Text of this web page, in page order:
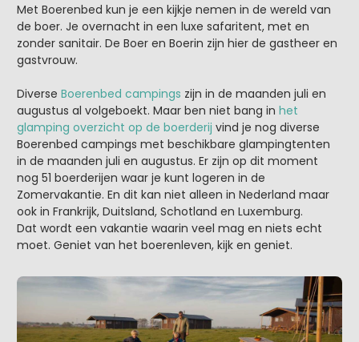
Met Boerenbed kun je een kijkje nemen in de wereld van
de boer. Je overnacht in een luxe safaritent, met en
zonder sanitair. De Boer en Boerin zijn hier de gastheer en
gastvrouw.
Diverse Boerenbed campings zijn in de maanden juli en
augustus al volgeboekt. Maar ben niet bang in het
glamping overzicht op de boerderij vind je nog diverse
Boerenbed campings met beschikbare glampingtenten
in de maanden juli en augustus. Er zijn op dit moment
nog 51 boerderijen waar je kunt logeren in de
Zomervakantie. En dit kan niet alleen in Nederland maar
ook in Frankrijk, Duitsland, Schotland en Luxemburg.
Dat wordt een vakantie waarin veel mag en niets echt
moet. Geniet van het boerenleven, kijk en geniet.